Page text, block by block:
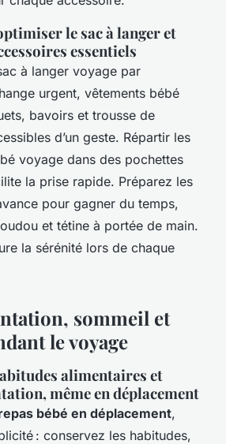
le sac à langer et
essentiels
à langer voyage par
urgent, vêtements bébé
bavoirs et trousse de
d’un geste. Répartir les
voyage dans des pochettes
la prise rapide. Préparez les
pour gagner du temps,
et tétine à portée de main.
la sérénité lors de chaque
sommeil et
le voyage
alimentaires et
même en déplacement
bébé en déplacement,
: conservez les habitudes,